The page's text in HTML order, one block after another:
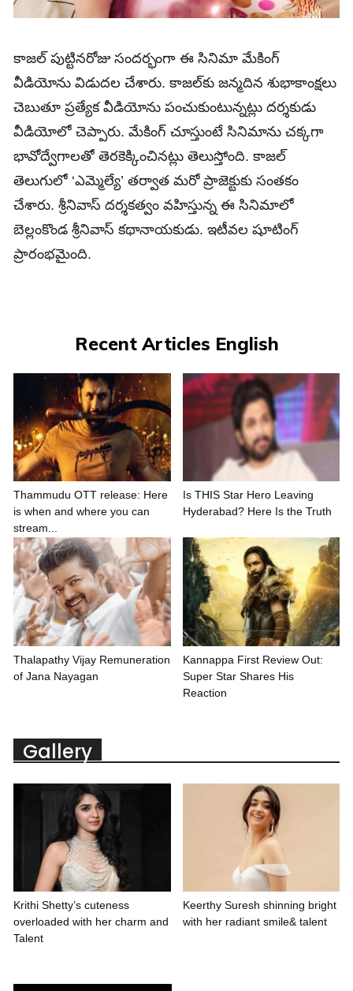
కాజల్‌ పుట్టినరోజు సందర్భంగా ఈ సినిమా మేకింగ్‌
వీడియోను విడుదల చేశారు. కాజల్‌కు జన్మదిన శుభాకాంక్షలు
చెబుతూ ప్రత్యేక వీడియోను పంచుకుంటున్నట్లు దర్శకుడు
వీడియోలో చెప్పారు. మేకింగ్‌ చూస్తుంటే సినిమాను చక్కగా
భావోద్వేగాలతో తెరకెక్కించినట్లు తెలుస్తోంది. కాజల్‌
తెలుగులో ‘ఎమ్మెల్యే’ తర్వాత మరో ప్రాజెక్టుకు సంతకం
చేశారు. శ్రీనివాస్‌ దర్శకత్వం వహిస్తున్న ఈ సినిమాలో
బెల్లంకొండ శ్రీనివాస్‌ కథానాయకుడు. ఇటీవల షూటింగ్‌
ప్రారంభమైంది.
Recent Articles English
Thammudu OTT release: Here
is when and where you can
stream...
Is THIS Star Hero Leaving
Hyderabad? Here Is the Truth
Thalapathy Vijay Remuneration
of Jana Nayagan
Kannappa First Review Out:
Super Star Shares His
Reaction
Gallery
Krithi Shetty’s cuteness
overloaded with her charm and
Talent
Keerthy Suresh shinning bright
with her radiant smile& talent